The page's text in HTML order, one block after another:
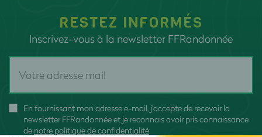
RESTEZ INFORMÉS
Inscrivez-vous à la newsletter FFRandonnée
En fournissant mon adresse e-mail, j'accepte de recevoir la
newsletter FFRandonnée et je reconnais avoir pris connaissance
de notre politique de confidentialité